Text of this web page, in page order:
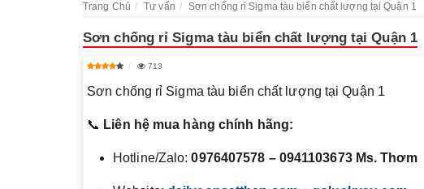
Trang Chủ Tư vấn Sơn chống rỉ Sigma tàu biển chất lượng tại Quận 1
Sơn chống rỉ Sigma tàu biển chất lượng tại Quận 1
713
Sơn chống rỉ Sigma tàu biển chất lượng tại Quận 1
📞 Liên hệ mua hàng chính hãng:
Hotline/Zalo:0976407578 – 0941103673 Ms. Thơm